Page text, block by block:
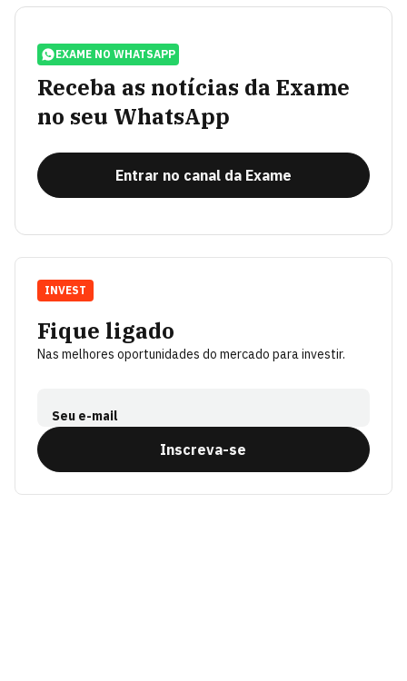
EXAME NO WHATSAPP
Receba as notícias da Exame
no seu WhatsApp
Entrar no canal da Exame
Fique ligado
Nas melhores oportunidades do mercado para investir.
Seu e-mail
Inscreva-se
INVEST